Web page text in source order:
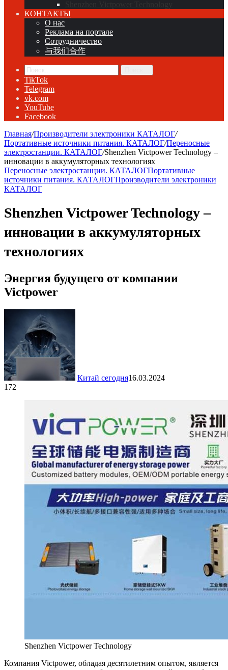
КОНТАКТЫ
О нас
Реклама на портале
Сотрудничество
与我们合作
TikTok
Telegram
vk.com
YouTube
Facebook
Главная/Производители электроники КАТАЛОГ/
Портативные источники питания. КАТАЛОГ/Переносные
электростанции. КАТАЛОГ/Shenzhen Victpower Technology –
инновации в аккумуляторных технологиях
Переносные электростанции. КАТАЛОГПортативные
источники питания. КАТАЛОГПроизводители электроники
КАТАЛОГ
Shenzhen Victpower Technology –
инновации в аккумуляторных
технологиях
Энергия будущего от компании
Victpower
Китай сегодня16.03.2024
172
Shenzhen Victpower Technology
Компания Victpower, обладая десятилетним опытом, является